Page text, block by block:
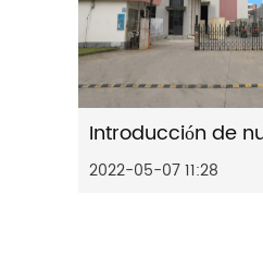
2022-05-07 11:28